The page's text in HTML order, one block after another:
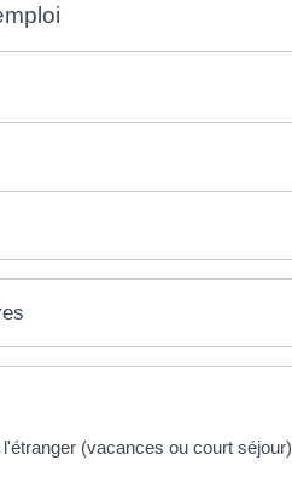
(vacances ou court séjour)